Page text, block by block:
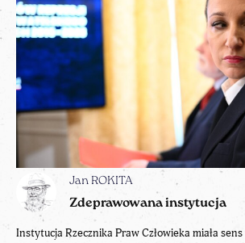
Jan ROKITA
Zdeprawowana instytucja
Instytucja Rzecznika Praw Człowieka miała